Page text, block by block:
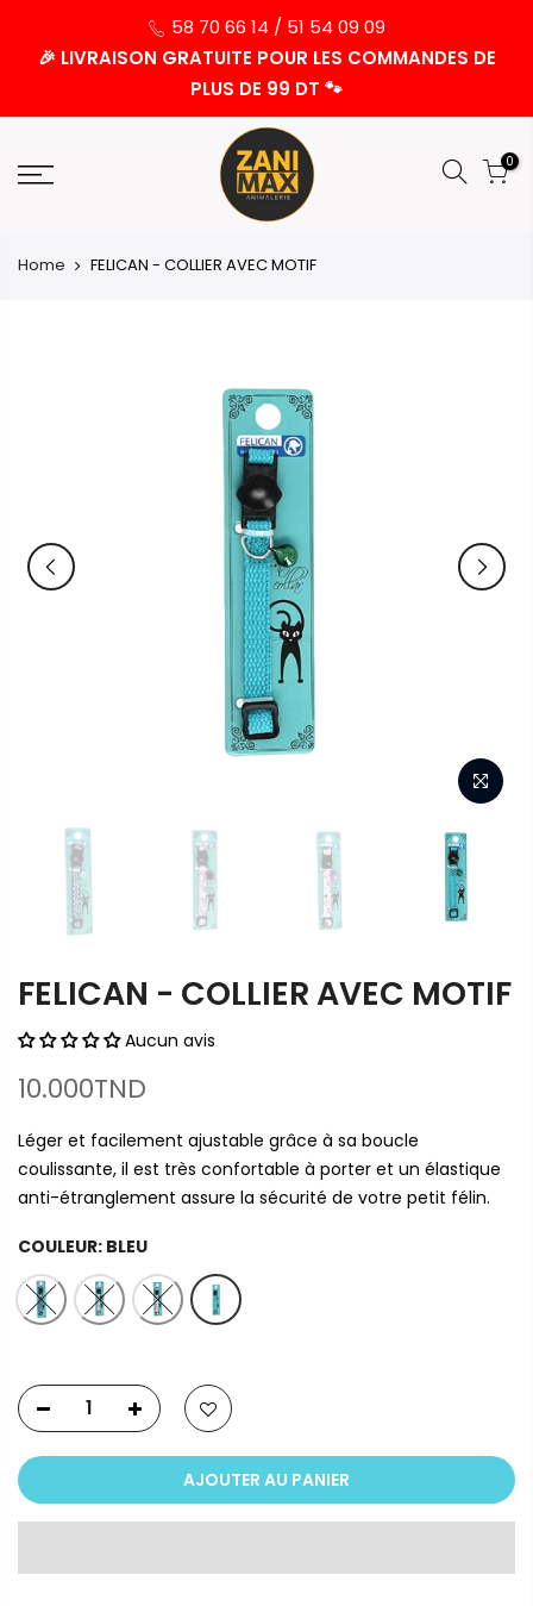
58 70 66 14 / 51 54 09 09
🎉 LIVRAISON GRATUITE POUR LES COMMANDES DE
PLUS DE 99 DT 🐾
0
Home FELICAN - COLLIER AVEC MOTIF
FELICAN - COLLIER AVEC MOTIF
Aucun avis
10.000TND
Léger et facilement ajustable grâce à sa boucle
coulissante, il est très confortable à porter et un élastique
anti-étranglement assure la sécurité de votre petit félin.
COULEUR: BLEU
AJOUTER AU PANIER